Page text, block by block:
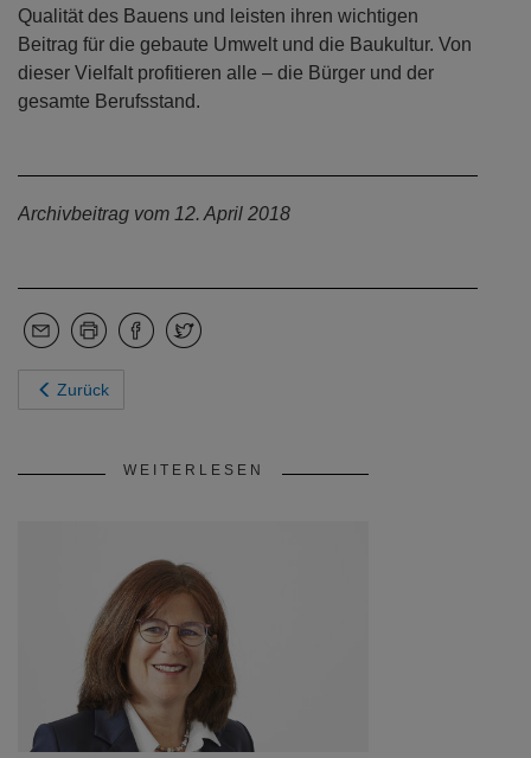
Qualität des Bauens und leisten ihren wichtigen
Beitrag für die gebaute Umwelt und die Baukultur. Von
dieser Vielfalt profitieren alle – die Bürger und der
gesamte Berufsstand.
Archivbeitrag vom 12. April 2018
Zurück
WEITERLESEN